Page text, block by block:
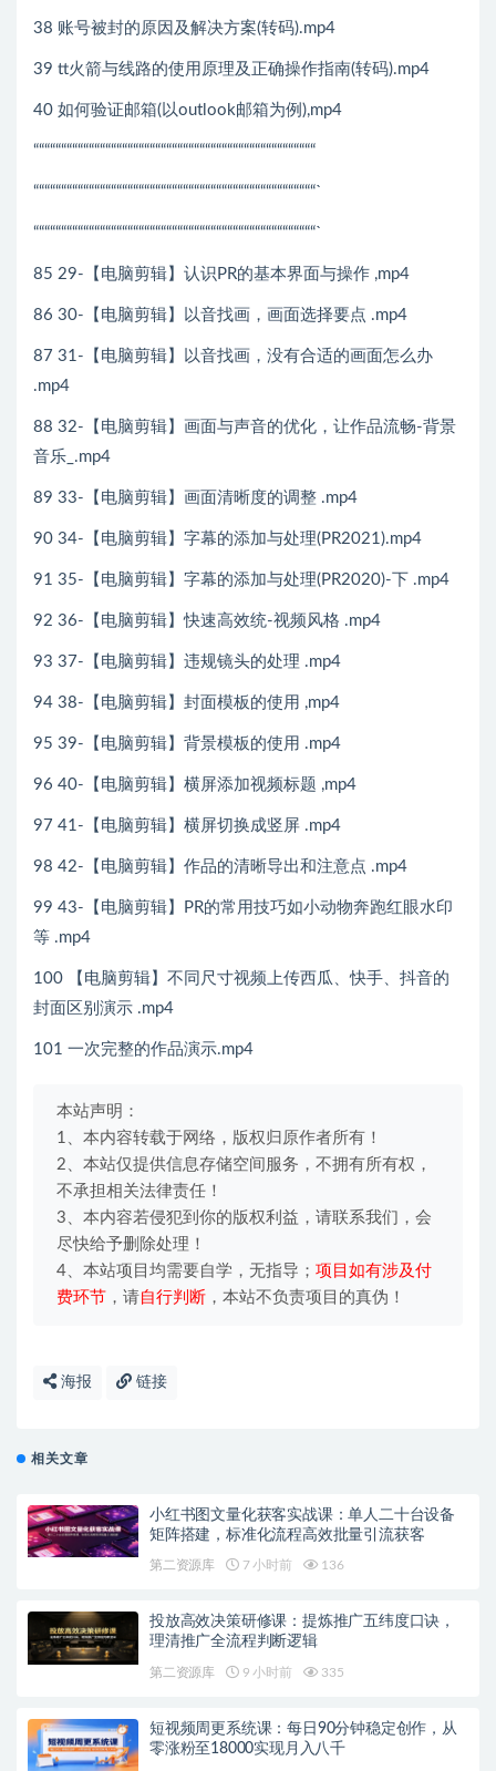
38 账号被封的原因及解决方案(转码).mp4
39 tt火箭与线路的使用原理及正确操作指南(转码).mp4
40 如何验证邮箱(以outlook邮箱为例),mp4
“““““““““““““““““““““““““““““““““““““““““““““““““““
“““““““““““““““““““““““““““““““““““““““““““““““““““`
“““““““““““““““““““““““““““““““““““““““““““““““““““`
85 29-【电脑剪辑】认识PR的基本界面与操作 ,mp4
86 30-【电脑剪辑】以音找画，画面选择要点 .mp4
87 31-【电脑剪辑】以音找画，没有合适的画面怎么办
.mp4
88 32-【电脑剪辑】画面与声音的优化，让作品流畅-背景
音乐_.mp4
89 33-【电脑剪辑】画面清晰度的调整 .mp4
90 34-【电脑剪辑】字幕的添加与处理(PR2021).mp4
91 35-【电脑剪辑】字幕的添加与处理(PR2020)-下 .mp4
92 36-【电脑剪辑】快速高效统-视频风格 .mp4
93 37-【电脑剪辑】违规镜头的处理 .mp4
94 38-【电脑剪辑】封面模板的使用 ,mp4
95 39-【电脑剪辑】背景模板的使用 .mp4
96 40-【电脑剪辑】横屏添加视频标题 ,mp4
97 41-【电脑剪辑】横屏切换成竖屏 .mp4
98 42-【电脑剪辑】作品的清晰导出和注意点 .mp4
99 43-【电脑剪辑】PR的常用技巧如小动物奔跑红眼水印
等 .mp4
100 【电脑剪辑】不同尺寸视频上传西瓜、快手、抖音的
封面区别演示 .mp4
101 一次完整的作品演示.mp4
本站声明：
1、本内容转载于网络，版权归原作者所有！
2、本站仅提供信息存储空间服务，不拥有所有权，
不承担相关法律责任！
3、本内容若侵犯到你的版权利益，请联系我们，会
尽快给予删除处理！
4、本站项目均需要自学，无指导； 项目如有涉及付
费环节 ，请自行判断 ，本站不负责项目的真伪！
海报 链接
相关文章
小红书图文量化获客实战课：单人二十台设备
矩阵搭建，标准化流程高效批量引流获客
第二资源库 7 小时前 136
投放高效决策研修课：提炼推广五纬度口诀，
理清推广全流程判断逻辑
第二资源库 9 小时前 335
短视频周更系统课：每日90分钟稳定创作，从
零涨粉至18000实现月入八千